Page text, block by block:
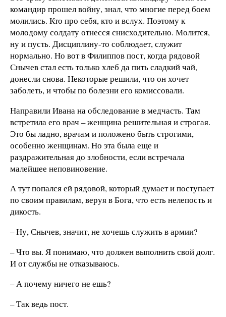
командир прошел войну, знал, что многие перед боем
молились. Кто про себя, кто и вслух. Поэтому к
молодому солдату отнесся снисходительно. Молится,
ну и пусть. Дисциплину-то соблюдает, служит
нормально. Но вот в Филиппов пост, когда рядовой
Снычев стал есть только хлеб да пить сладкий чай,
донесли снова. Некоторые решили, что он хочет
заболеть, и чтобы по болезни его комиссовали.
Направили Ивана на обследование в медчасть. Там
встретила его врач – женщина решительная и строгая.
Это бы ладно, врачам и положено быть строгими,
особенно женщинам. Но эта была еще и
раздражительная до злобности, если встречала
малейшее неповиновение.
А тут попался ей рядовой, который думает и поступает
по своим правилам, веруя в Бога, что есть нелепость и
дикость.
– Ну, Снычев, значит, не хочешь служить в армии?
– Что вы. Я понимаю, что должен выполнить свой долг.
И от службы не отказываюсь.
– А почему ничего не ешь?
– Так ведь пост.